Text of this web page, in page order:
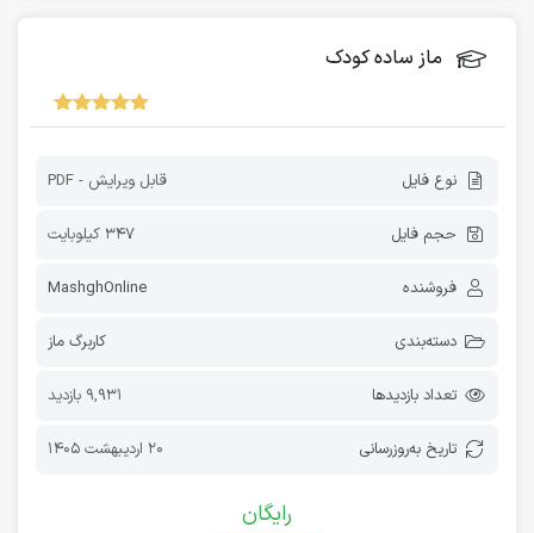
ماز ساده کودک
نوع فایل قابل ویرایش - PDF
حجم فایل 347 کیلوبایت
فروشنده MashghOnline
دسته‌بندی کاربرگ ماز
تعداد بازدیدها 9,931 بازدید
تاریخ به‌روز‌رسانی 20 اردیبهشت 1405
رایگان